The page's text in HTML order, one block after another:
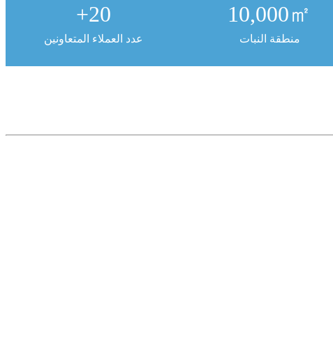
10,000㎡
منطقة النبات
20
+
عدد العملاء المتعاونين